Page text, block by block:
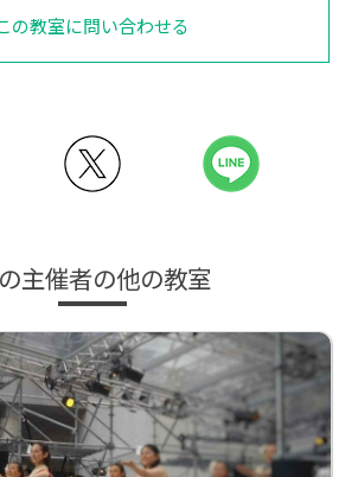
の教室に問い合わせる
主催者の他の教室